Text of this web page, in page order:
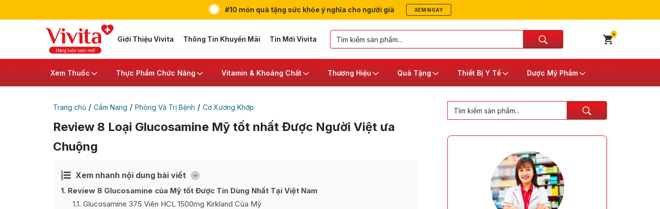
#10 món quà tặng sức khỏe ý nghĩa cho người già XEM NGAY
Giới Thiệu Vivita Thông Tin Khuyến Mãi Tin Mới Vivita
0
Xem Thuốc Thực Phẩm Chức Năng Vitamin & Khoáng Chất Thương Hiệu Quà Tặng Thiết Bị Y Tế Dược Mỹ Phẩm
Trang chủ / Cẩm Nang / Phòng Và Trị Bệnh / Cơ Xương Khớp
Review 8 Loại Glucosamine Mỹ tốt nhất Được Người Việt ưa
Chuộng
Xem nhanh nội dung bài viết [
Ẩn
1 Review 8 Glucosamine của Mỹ tốt Được Tin Dùng Nhất Tại Việt Nam
1.1 Glucosamine 375 Viên HCL 1500mg Kirkland Của Mỹ